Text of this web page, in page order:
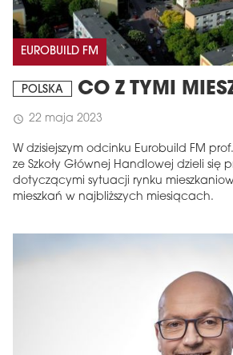
EUROBUILD FM
POLSKA CO Z TYMI
schedule 22 maja 2023
W dzisiejszym odcinku Eurobuild FM
ze Szkoły Głównej Handlowej dzieli się
dotyczącymi sytuacji rynku
mieszkań w najbliższych miesiącach.